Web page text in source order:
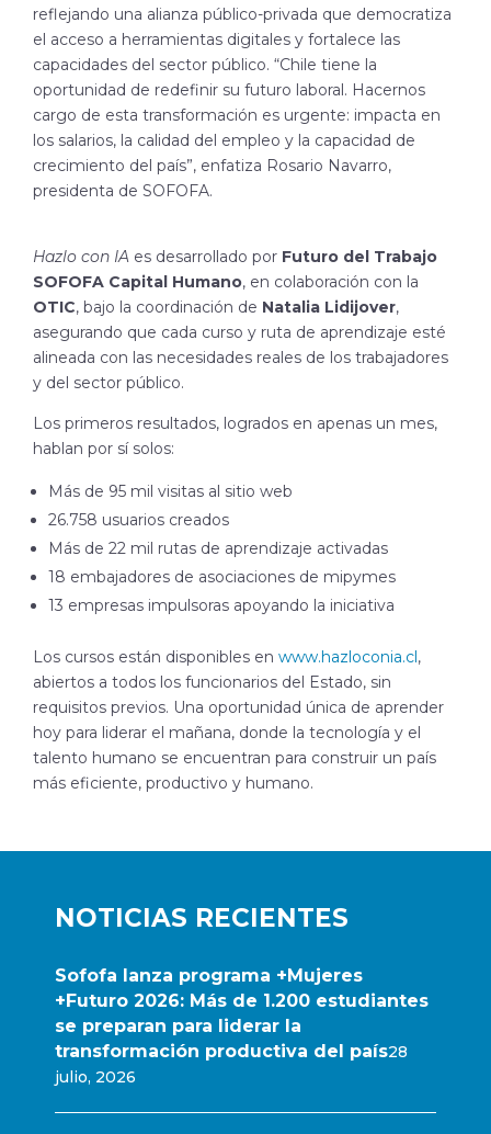
NOTICIAS RECIENTES
Sofofa lanza programa +Mujeres
+Futuro 2026: Más de 1.200 estudiantes
se preparan para liderar la
transformación productiva del país28
julio, 2026
reflejando una alianza público-privada que democratiza
el acceso a herramientas digitales y fortalece las
capacidades del sector público. “Chile tiene la
oportunidad de redefinir su futuro laboral. Hacernos
cargo de esta transformación es urgente: impacta en
los salarios, la calidad del empleo y la capacidad de
crecimiento del país”, enfatiza Rosario Navarro,
presidenta de SOFOFA.
Hazlo con IA es desarrollado por Futuro del Trabajo
SOFOFA Capital Humano, en colaboración con la
OTIC, bajo la coordinación de Natalia Lidijover,
asegurando que cada curso y ruta de aprendizaje esté
alineada con las necesidades reales de los trabajadores
y del sector público.
Los primeros resultados, logrados en apenas un mes,
hablan por sí solos:
Más de 95 mil visitas al sitio web
26.758 usuarios creados
Más de 22 mil rutas de aprendizaje activadas
18 embajadores de asociaciones de mipymes
13 empresas impulsoras apoyando la iniciativa
Los cursos están disponibles en www.hazloconia.cl,
abiertos a todos los funcionarios del Estado, sin
requisitos previos. Una oportunidad única de aprender
hoy para liderar el mañana, donde la tecnología y el
talento humano se encuentran para construir un país
más eficiente, productivo y humano.